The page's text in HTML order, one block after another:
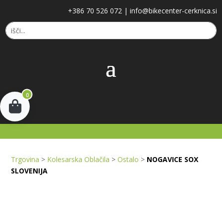
+386 70 526 072 | info@bikecenter-cerknica.si
0
Trgovina > Kolesarska Oblačila >Ostalo > NOGAVICE SOX
SLOVENIJA